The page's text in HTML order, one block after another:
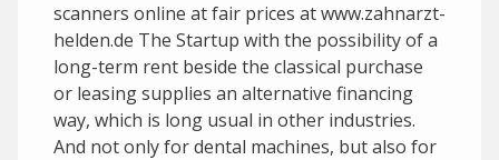
scanners online at fair prices at www.zahnarzt-
helden.de The Startup with the possibility of a
long-term rent beside the classical purchase
or leasing supplies an alternative financing
way, which is long usual in other industries.
And not only for dental machines, but also for